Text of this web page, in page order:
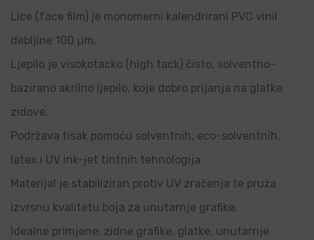
Lice (face film) je monomerni kalendrirani PVC vinil
debljine 100 µm.
Ljepilo je visokotacko (high tack) čisto, solventno-
bazirano akrilno ljepilo, koje dobro prijanja na glatke
zidove.
Podržava tisak pomoću solventnih, eco-solventnih,
latex i UV ink-jet tintnih tehnologija.
Materijal je stabiliziran protiv UV zračenja te pruža
izvrsnu kvalitetu boja za unutarnje grafike.
Idealne primjene: zidne grafike, glatke, unutarnje